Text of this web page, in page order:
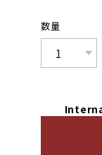
数量